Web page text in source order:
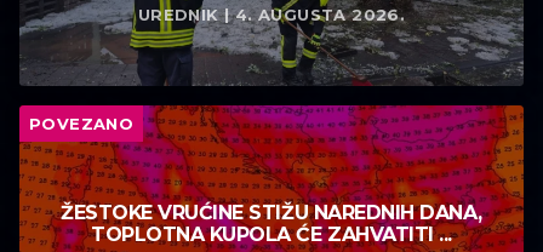
UREDNIK | 4. AUGUSTA 2026.
POVEZANO
ŽESTOKE VRUĆINE STIŽU NAREDNIH DANA,
TOPLOTNA KUPOLA ĆE ZAHVATITI ...